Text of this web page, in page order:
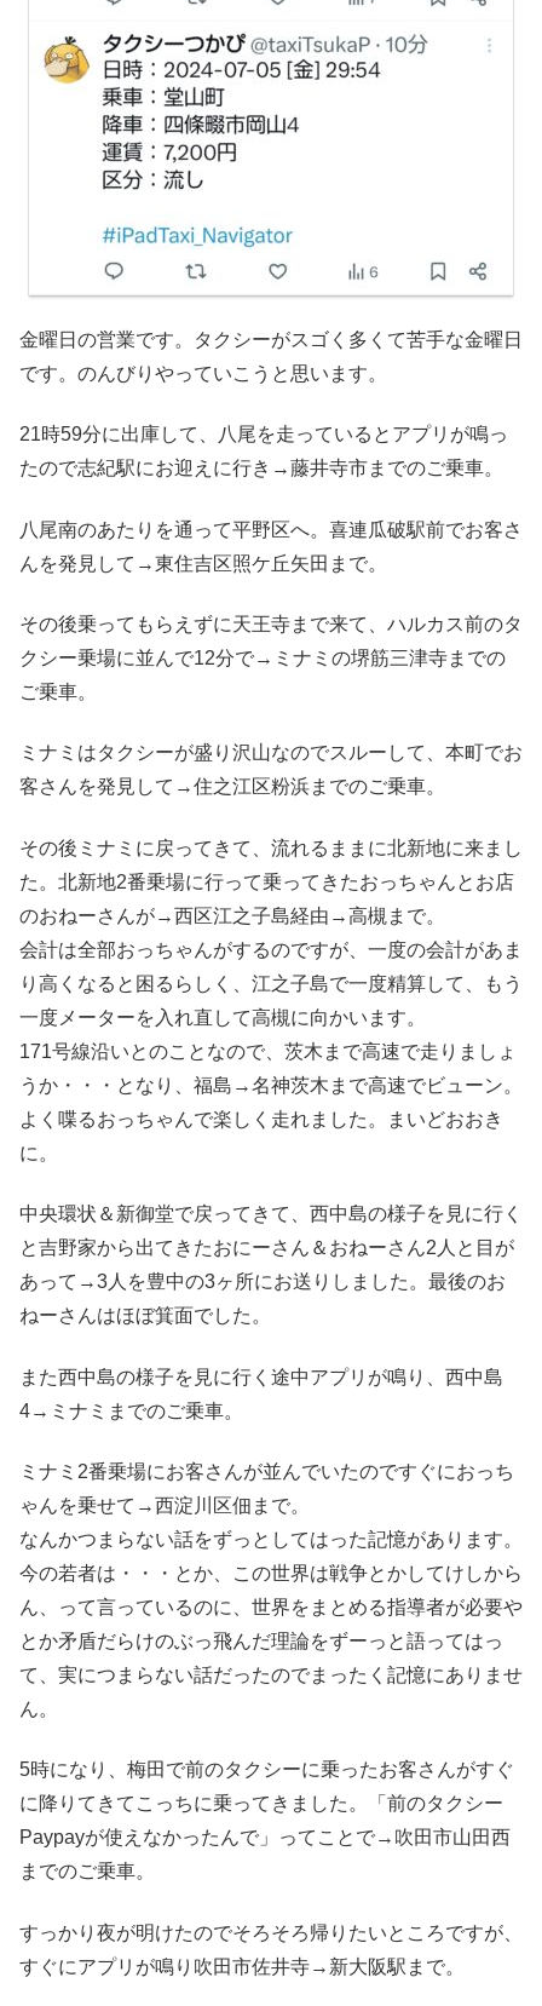
金曜日の営業です。タクシーがスゴく多くて苦手な金曜日
です。のんびりやっていこうと思います。
21時59分に出庫して、八尾を走っているとアプリが鳴っ
たので志紀駅にお迎えに行き→藤井寺市までのご乗車。
八尾南のあたりを通って平野区へ。喜連瓜破駅前でお客さ
んを発見して→東住吉区照ケ丘矢田まで。
その後乗ってもらえずに天王寺まで来て、ハルカス前のタ
クシー乗場に並んで12分で→ミナミの堺筋三津寺までの
ご乗車。
ミナミはタクシーが盛り沢山なのでスルーして、本町でお
客さんを発見して→住之江区粉浜までのご乗車。
その後ミナミに戻ってきて、流れるままに北新地に来まし
た。北新地2番乗場に行って乗ってきたおっちゃんとお店
のおねーさんが→西区江之子島経由→高槻まで。
会計は全部おっちゃんがするのですが、一度の会計があま
り高くなると困るらしく、江之子島で一度精算して、もう
一度メーターを入れ直して高槻に向かいます。
171号線沿いとのことなので、茨木まで高速で走りましょ
うか・・・となり、福島→名神茨木まで高速でビューン。
よく喋るおっちゃんで楽しく走れました。まいどおおき
に。
中央環状＆新御堂で戻ってきて、西中島の様子を見に行く
と吉野家から出てきたおにーさん＆おねーさん2人と目が
あって→3人を豊中の3ヶ所にお送りしました。最後のお
ねーさんはほぼ箕面でした。
また西中島の様子を見に行く途中アプリが鳴り、西中島
4→ミナミまでのご乗車。
ミナミ2番乗場にお客さんが並んでいたのですぐにおっち
ゃんを乗せて→西淀川区佃まで。
なんかつまらない話をずっとしてはった記憶があります。
今の若者は・・・とか、この世界は戦争とかしてけしから
ん、って言っているのに、世界をまとめる指導者が必要や
とか矛盾だらけのぶっ飛んだ理論をずーっと語ってはっ
て、実につまらない話だったのでまったく記憶にありませ
ん。
5時になり、梅田で前のタクシーに乗ったお客さんがすぐ
に降りてきてこっちに乗ってきました。「前のタクシー
Paypayが使えなかったんで」ってことで→吹田市山田西
までのご乗車。
すっかり夜が明けたのでそろそろ帰りたいところですが、
すぐにアプリが鳴り吹田市佐井寺→新大阪駅まで。